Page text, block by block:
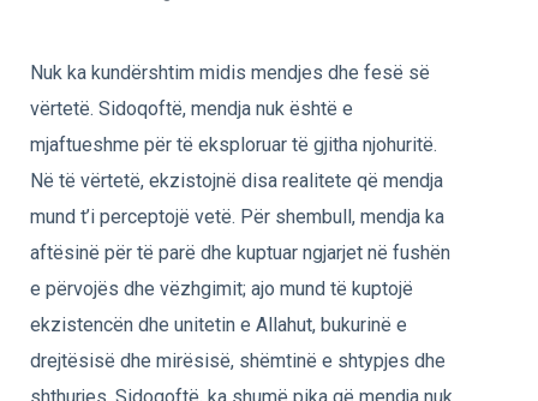
Nuk ka kundërshtim midis mendjes dhe fesë së
vërtetë. Sidoqoftë, mendja nuk është e
mjaftueshme për të eksploruar të gjitha njohuritë.
Në të vërtetë, ekzistojnë disa realitete që mendja
mund t’i perceptojë vetë. Për shembull, mendja ka
aftësinë për të parë dhe kuptuar ngjarjet në fushën
e përvojës dhe vëzhgimit; ajo mund të kuptojë
ekzistencën dhe unitetin e Allahut, bukurinë e
drejtësisë dhe mirësisë, shëmtinë e shtypjes dhe